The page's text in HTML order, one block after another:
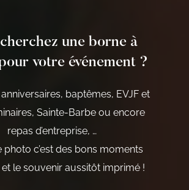
une borne à
votre événement ?
baptêmes, EVJF et
Sainte-Barbe ou encore
repas d’entreprise, …
photo c’est des bons moments
le souvenir aussitôt imprimé !